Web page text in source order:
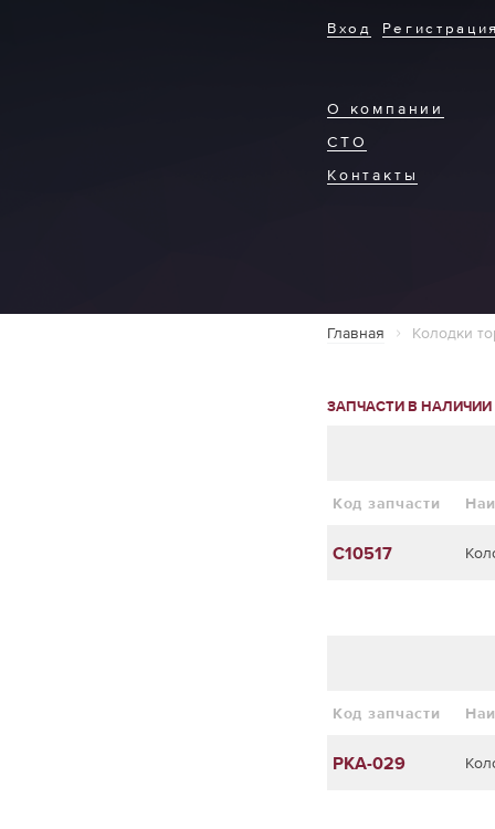
О компании
СТО
Контакты
Вход
Главная Колодки
ЗАПЧАСТИ В НАЛИЧИИ
Код запчасти
C10517
Код запчасти
PKA-029